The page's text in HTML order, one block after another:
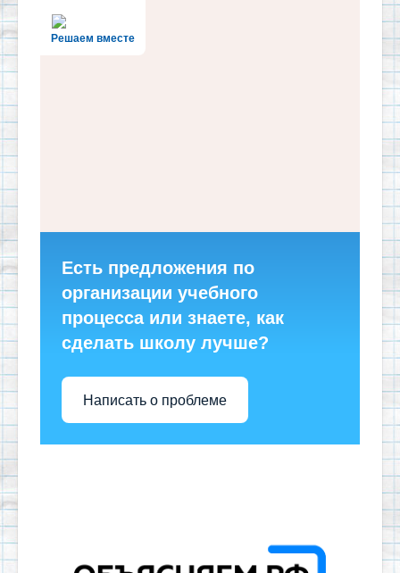
Решаем вместе
Есть предложения по
организации учебного
процесса или знаете, как
сделать школу лучше?
Написать о проблеме